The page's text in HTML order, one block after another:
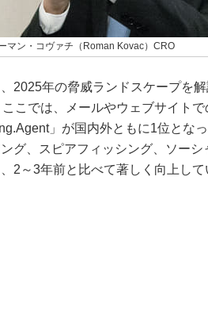
マン・コヴァチ（Roman Kovac）CRO
2025年の脅威ランドスケープを
こでは、メールやウェブサイト
」が国内外ともに1位とな
グ、スピアフィッシング、ソー
2～3年前と比べて著しく向上して